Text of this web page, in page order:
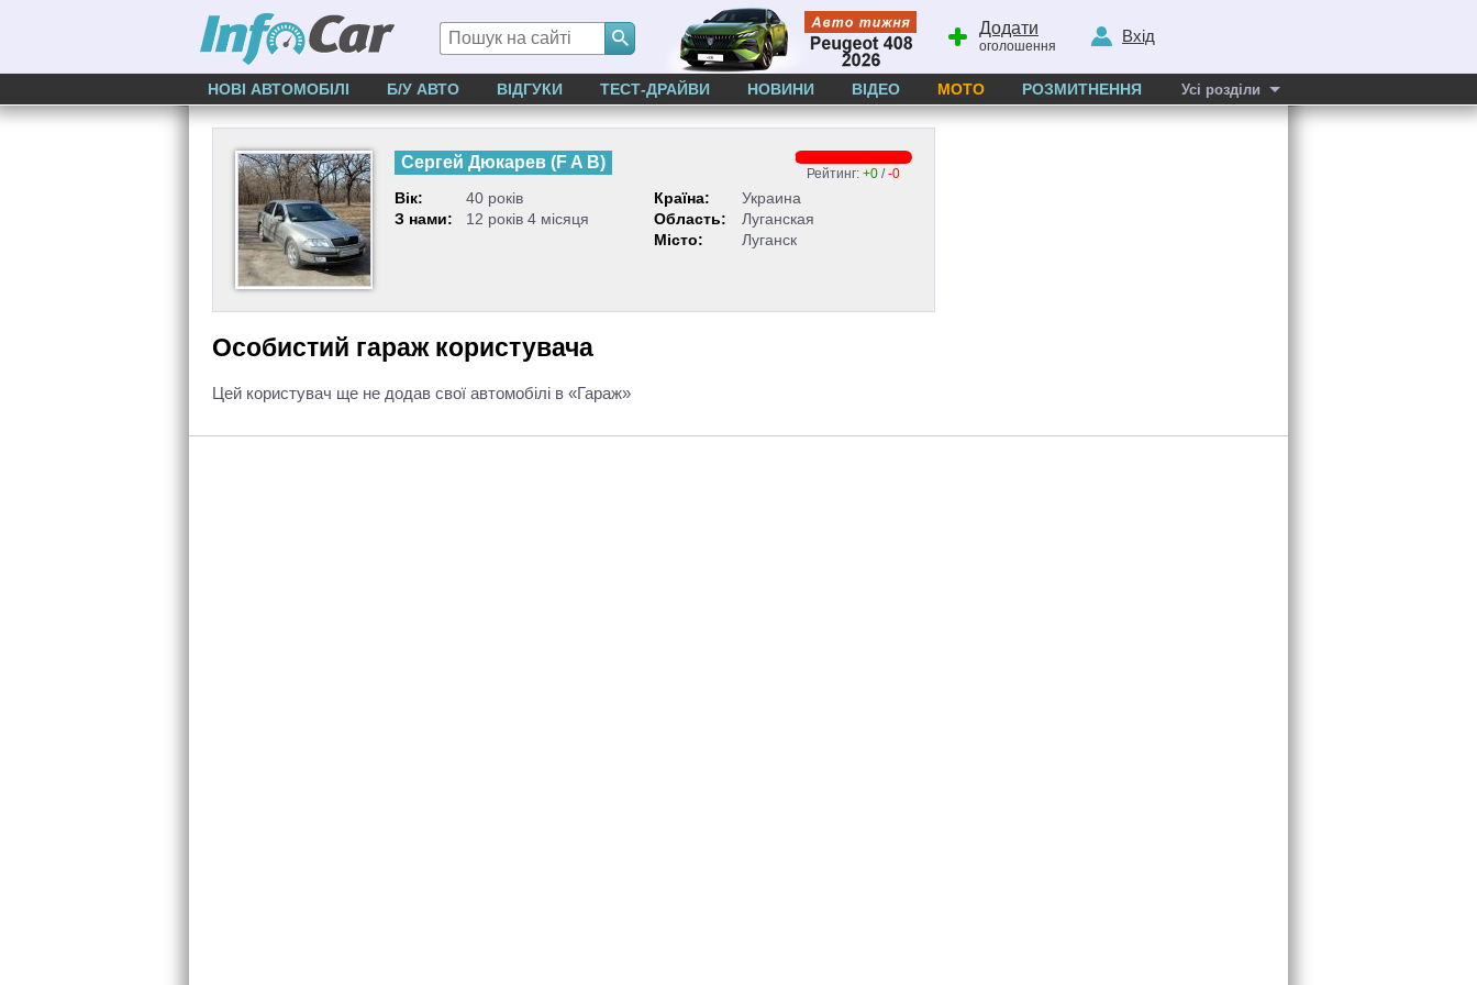
Додати
оголошення
Вхід
НОВІ АВТОМОБІЛІ Б/У АВТО ВІДГУКИ ТЕСТ-ДРАЙВИ НОВИНИ ВІДЕО МОТО РОЗМИТНЕННЯ Усі розділи
Сергей Дюкарев (F A B)
Рейтинг: +0 /-0
Вік:
40 років
З нами:
12 років 4 місяця
Країна:
Украина
Область:
Луганская
Місто:
Луганск
Особистий гараж користувача
Цей користувач ще не додав свої автомобілі в «Гараж»